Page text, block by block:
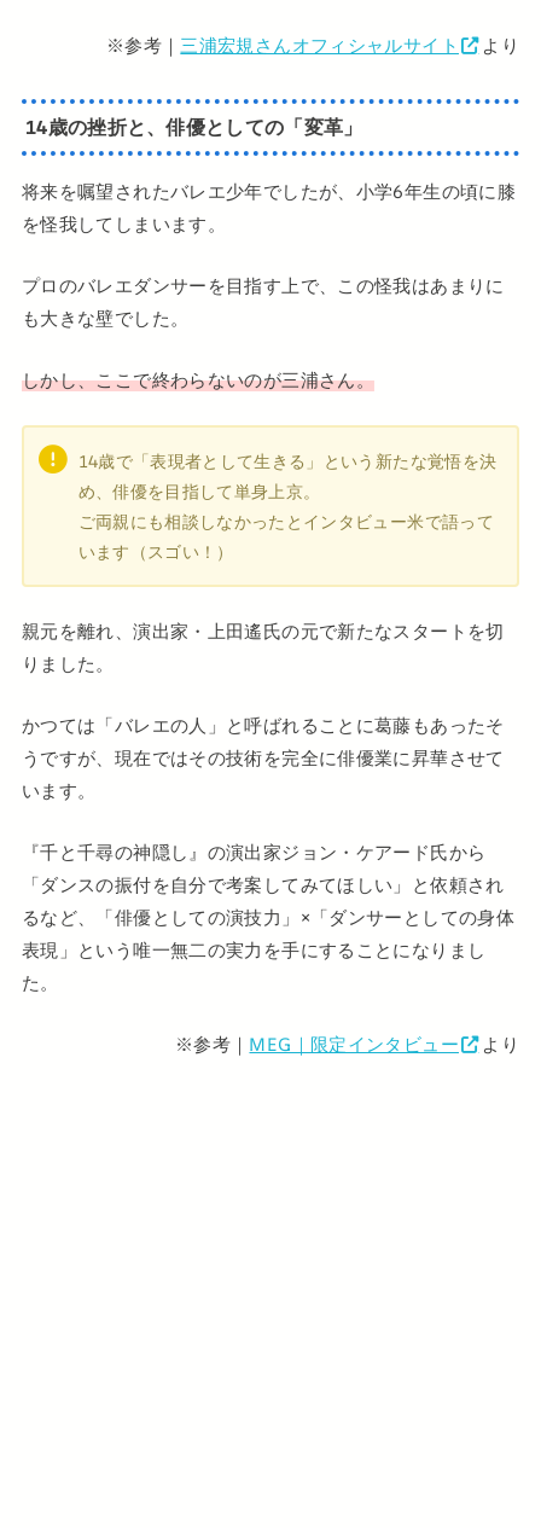
※参考｜三浦宏規さんオフィシャルサイト より
14歳の挫折と、俳優としての「変革」
将来を嘱望されたバレエ少年でしたが、小学6年生の頃に膝
を怪我してしまいます。
プロのバレエダンサーを目指す上で、この怪我はあまりに
も大きな壁でした。
しかし、ここで終わらないのが三浦さん。
14歳で「表現者として生きる」という新たな覚悟を決
め、俳優を目指して単身上京。
ご両親にも相談しなかったとインタビュー米で語って
います（スゴい！）
親元を離れ、演出家・上田遙氏の元で新たなスタートを切
りました。
かつては「バレエの人」と呼ばれることに葛藤もあったそ
うですが、現在ではその技術を完全に俳優業に昇華させて
います。
『千と千尋の神隠し』の演出家ジョン・ケアード氏から
「ダンスの振付を自分で考案してみてほしい」と依頼され
るなど、「俳優としての演技力」×「ダンサーとしての身体
表現」という唯一無二の実力を手にすることになりまし
た。
※参考｜ MEG｜限定インタビュー より